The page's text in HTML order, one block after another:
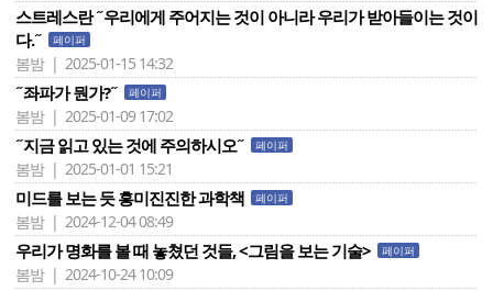
스트레스란 ˝우리에게 주어지는 것이 아니라 우리가 받아들이는 것이
다.˝
페이퍼
봄밤 | 2025-01-15 14:32
˝좌파가 뭔가?˝ 페이퍼
봄밤 | 2025-01-09 17:02
˝지금 읽고 있는 것에 주의하시오˝ 페이퍼
봄밤 | 2025-01-01 15:21
미드를 보는 듯 흥미진진한 과학책 페이퍼
봄밤 | 2024-12-04 08:49
우리가 명화를 볼 때 놓쳤던 것들, <그림을 보는 기술> 페이퍼
봄밤 | 2024-10-24 10:09